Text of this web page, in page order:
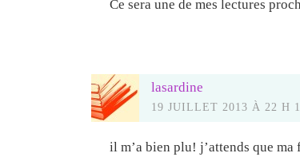
Ce sera une de mes lectures
lasardine
19 JUILLET 2013 À 22 H
il m’a bien plu! j’attends que